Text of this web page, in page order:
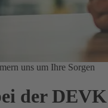
uns um Ihre Sorgen
der DEVK